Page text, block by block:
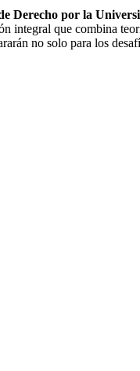
Derecho por la
que combina
no solo para los